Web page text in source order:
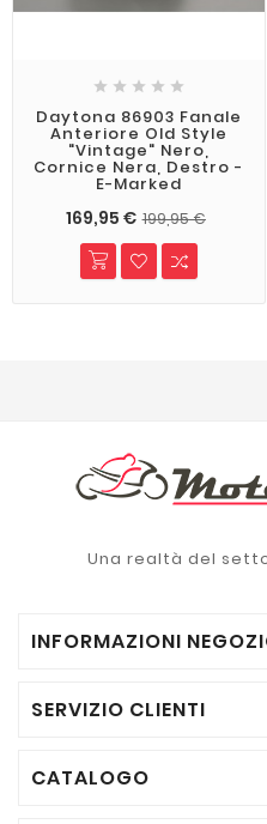
    
Daytona 86903 Fanale
Anteriore Old Style
"Vintage" Nero,
Cornice Nera, Destro -
E-Marked
169,95 € 199,95 €
Una realtà del
INFORMAZIONI
SERVIZIO CLIENTI
CATALOGO